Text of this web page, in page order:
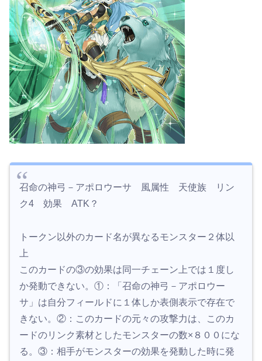
召命の神弓－アポロウーサ 風属性 天使族 リン
ク4 効果 ATK？
トークン以外のカード名が異なるモンスター２体以
上
このカードの③の効果は同一チェーン上では１度し
か発動できない。①：「召命の神弓－アポロウー
サ」は自分フィールドに１体しか表側表示で存在で
きない。②：このカードの元々の攻撃力は、このカ
ードのリンク素材としたモンスターの数×８００にな
る。③：相手がモンスターの効果を発動した時に発